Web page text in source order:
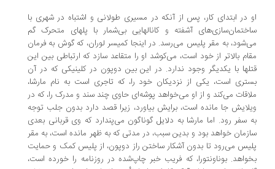
در ابتدای کار، پس از آنکه در مسیری طولانی و اشتباه در شهری با
آشفته و کانالهایی بی‌شمار با پلهای متحرک گم
‌به مقر پلیس می‌رسد. در اینجا کمیسر لوران، که گوش به فرمان
بالاتر از خود است،‌ می‌کوشد او را متقاعد سازد که ارتباطی بین این
با یکدیگر وجود ندارد. در این بین دوپون در کلینیکی که در آن
است،‌ یکی از نزدیکان خود را، که تاجری است به نام مارشا،
می‌کند و از او می‌خواهد پوشه‌ای حاوی چند سند و مدرک را، که در
جا مانده است،‌ برایش بیاورد،‌ زیرا قصد دارد بدون جلب توجه
سفر رود. اما مارشا به دلایل گوناگون می‌پندارد که وی قربانی بعدی
خواهد بود و بدین سبب،‌ در مدتی که به ظهر مانده است،‌ به مقر
می‌رود تا بدون آشکار ساختن راز دوپون، از پلیس کمک و حمایت
بوناونتورا، که فریب خبر چاپ‌شده در روزنامه را خورده است،‌